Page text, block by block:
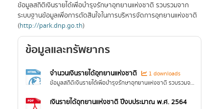
ข้อมูลสถิติเงินรายได้เพื่อบำรุงรักษาอุทยานแห่งชาติ รวบรวมจาก
ระบบฐานข้อมูลเพื่อการตัดสินใจในการบริหารจัดการอุทยานแห่งชาติ
(http://park.dnp.go.th)
ข้อมูลและทรัพยากร
จำนวนเงินรายได้อุทยานแห่งชาติ
1 downloads
ข้อมูลสถิติเงินรายได้เพื่อบำรุงรักษาอุทยานแห่งชาติ รวบรวมจากระบบฐานข้อมูลเพื่อการตัดสินใจในการบริหารจัดการอุทยานแห่งชาติ (http://park.dnp.go.th)
เงินรายได้อุทยานแห่งชาติ ปีงบประมาณ พ.ศ. 2564